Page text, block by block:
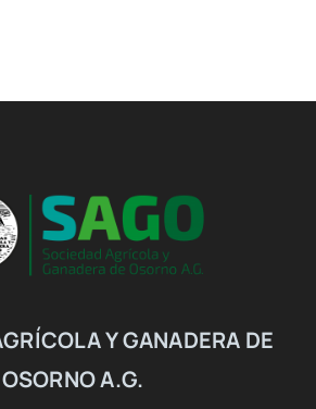
Y GANADERA DE
OSORNO A.G.